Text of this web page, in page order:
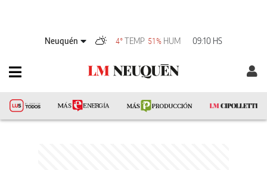
Neuquén 4° TEMP 51% HUM 09:10 HS